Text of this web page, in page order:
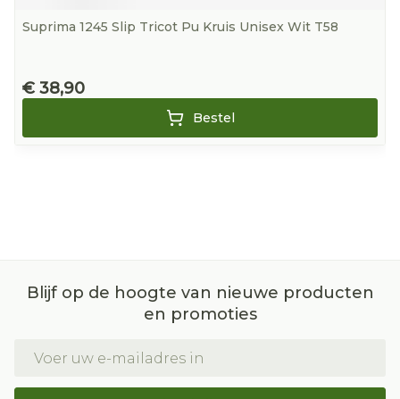
Suprima 1245 Slip Tricot Pu Kruis Unisex Wit T58
€ 38,90
Bestel
Blijf op de hoogte van nieuwe producten
en promoties